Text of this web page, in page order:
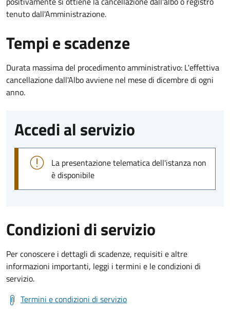
tenuto dall'Amministrazione.
Tempi e scadenze
Durata massima del procedimento amministrativo: L'effettiva
cancellazione dall'Albo avviene nel mese di dicembre di ogni
anno.
Accedi al servizio
La presentazione telematica dell'istanza non
è disponibile
Condizioni di servizio
Per conoscere i dettagli di scadenze, requisiti e altre
informazioni importanti, leggi i termini e le condizioni di
servizio.
Termini e condizioni di servizio